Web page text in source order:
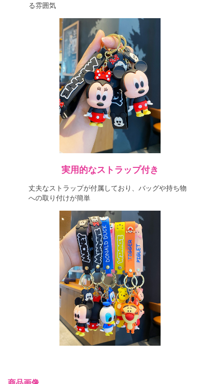
る雰囲気
実用的なストラップ付き
丈夫なストラップが付属しており、バッグや持ち物
への取り付けが簡単